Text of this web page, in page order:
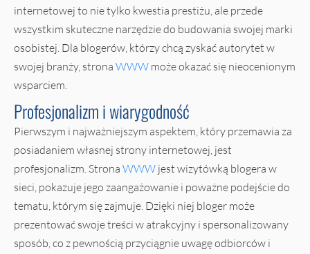
internetowej to nie tylko kwestia prestiżu, ale przede
wszystkim skuteczne narzędzie do budowania swojej marki
osobistej. Dla blogerów, którzy chcą zyskać autorytet w
swojej branży, strona WWW może okazać się nieocenionym
wsparciem.
Profesjonalizm i wiarygodność
Pierwszym i najważniejszym aspektem, który przemawia za
posiadaniem własnej strony internetowej, jest
profesjonalizm. Strona WWW jest wizytówką blogera w
sieci, pokazuje jego zaangażowanie i poważne podejście do
tematu, którym się zajmuje. Dzięki niej bloger może
prezentować swoje treści w atrakcyjny i spersonalizowany
sposób, co z pewnością przyciągnie uwagę odbiorców i